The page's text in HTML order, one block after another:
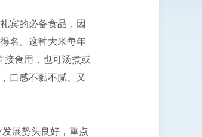
宾的必备食品，因
名。这种大米每年
接食用，也可汤煮或
口感不黏不腻、又
展势头良好，重点